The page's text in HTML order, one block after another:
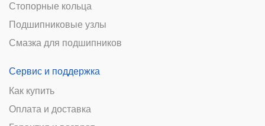
Стопорные кольца
Подшипниковые узлы
Смазка для подшипников
Сервис и поддержка
Как купить
Оплата и доставка